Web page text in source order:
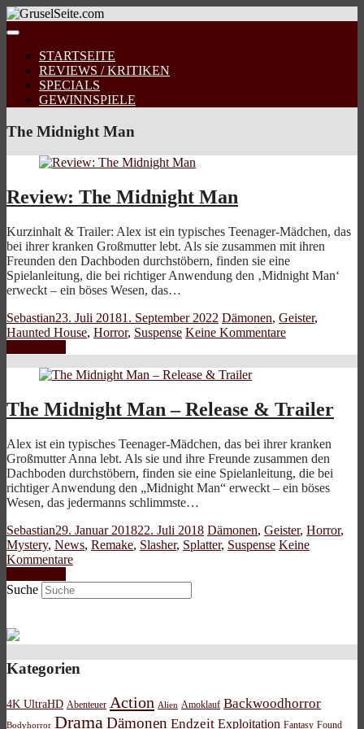
STARTSEITE
REVIEWS / KRITIKEN
SPECIALS
GEWINNSPIELE
The Midnight Man
Review: The Midnight Man
Kurzinhalt & Trailer: Alex ist ein typisches Teenager-Mädchen, das
bei ihrer kranken Großmutter lebt. Als sie zusammen mit ihren
Freunden den Dachboden durchstöbern, finden sie eine
Spielanleitung, die bei richtiger Anwendung den ‚Midnight Man‘
erweckt – ein böses Wesen, das…
Sebastian23. Juli 20181. September 2022 Dämonen, Geister,
Haunted House, Horror, Suspense Keine Kommentare
The Midnight Man – Release & Trailer
Alex ist ein typisches Teenager-Mädchen, das bei ihrer kranken
Großmutter Anna lebt. Als sie und ihre Freunde zusammen den
Dachboden durchstöbern, finden sie eine Spielanleitung, die bei
richtiger Anwendung den „Midnight Man“ erweckt – ein böses
Wesen, das jedermanns schlimmste…
Sebastian29. Januar 201822. Juli 2018 Dämonen, Geister, Horror,
Mystery, News, Remake, Slasher, Splatter, Suspense Keine
Kommentare
Suche
Kategorien
4K UltraHD Abenteuer Action Alien Amoklauf Backwoodhorror
Bodyhorror Drama Dämonen Endzeit Exploitation Fantasy Found